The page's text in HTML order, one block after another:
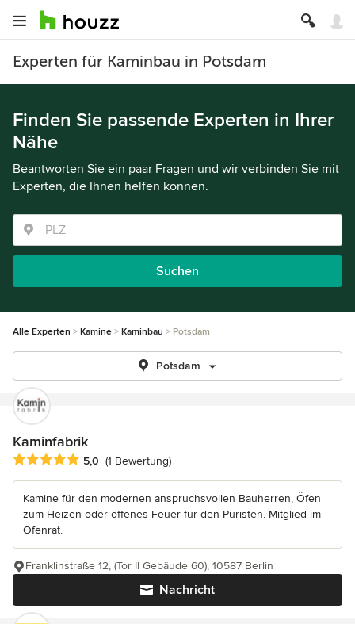
Experten für Kaminbau in Potsdam
Finden Sie passende Experten in Ihrer
Nähe
Beantworten Sie ein paar Fragen und wir verbinden Sie mit
Experten, die Ihnen helfen können.
Suchen
Alle Experten Kamine Kaminbau Potsdam
Potsdam
Kaminfabrik
Durchschnittliche Bewertung: 5 von 5 Sternen
5,0 (1 Bewertung)
Kamine für den modernen anspruchsvollen Bauherren, Öfen
zum Heizen oder offenes Feuer für den Puristen. Mitglied im
Ofenrat.
Nachricht
Franklinstraße 12, (Tor II Gebäude 60), 10587 Berlin